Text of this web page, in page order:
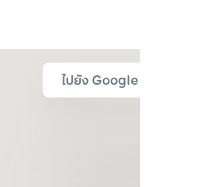
ไปยัง Google Map